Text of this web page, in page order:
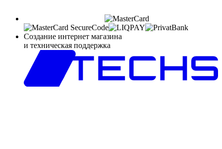
Создание интернет магазина
и техническая поддержка